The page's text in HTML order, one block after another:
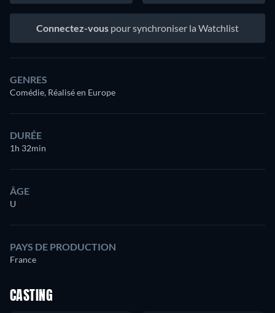
Connectez-vous pour synchroniser la Watchlist
GENRES
Comédie, Réalisé en Europe
DURÉE
1h 32min
ÂGE
U
PAYS DE PRODUCTION
France
CASTING